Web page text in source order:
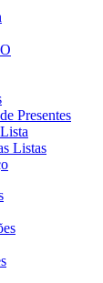
Presentes
Listas